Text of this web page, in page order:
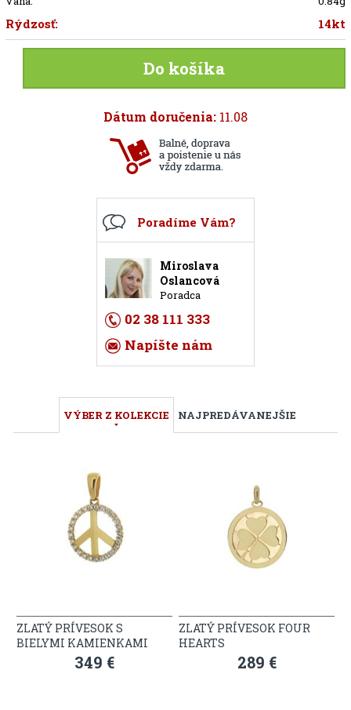
Rýdzosť: 14kt
Do košíka
Dátum doručenia: 11.08
Poradíme Vám?
Miroslava
Oslancová
Poradca
02 38 111 333
Napíšte nám
VÝBER Z KOLEKCIE NAJPREDÁVANEJŠIE
ZLATÝ PRÍVESOK S
BIELYMI KAMIENKAMI
349 €
ZLATÝ PRÍVESOK FOUR
HEARTS
289 €